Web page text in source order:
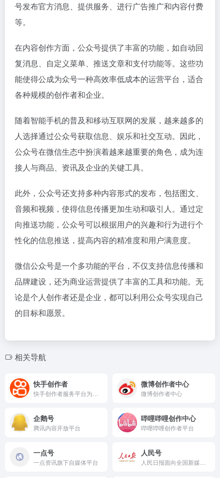
号发布官方消息、提供服务、进行广告推广和内容付费
等。
在内容创作方面，公众号提供了丰富的功能，如自动回
复消息、自定义菜单、推送文章和支付功能等。这些功
能使得公成为众号一种高效率低成本的运营平台，适合
各种规模的创作者和企业。
随着智能手机的普及和移动互联网的发展，越来越多的
人选择通过公众号获取信息、娱乐和社交互动。因此，
公众号在微信生态中扮演着越来越重要的角色，成为连
接人与商品、资讯及企业的关键工具。
此外，公众号还支持多种内容形式的发布，包括图文、
音频和视频，使得信息传播更加生动和吸引人。通过定
向推送功能，公众号可以根据用户的兴趣和行为进行个
性化的信息推送，提高内容的精准度和用户满意度。
微信公众号是一个多功能的平台，不仅支持信息传播和
品牌建设，还为商业运营提供了丰富的工具和功能。无
论是个人创作者还是企业，都可以利用公众号实现自己
的目标和愿景。
相关导航
快手创作者 微博创作者中心
微博创作者中心
企鹅号
腾讯内容开放平台
哔哩哔哩创作中心
哔哩哔哩创作者平台
一点号
一点资讯旗下自媒体平台
人民号